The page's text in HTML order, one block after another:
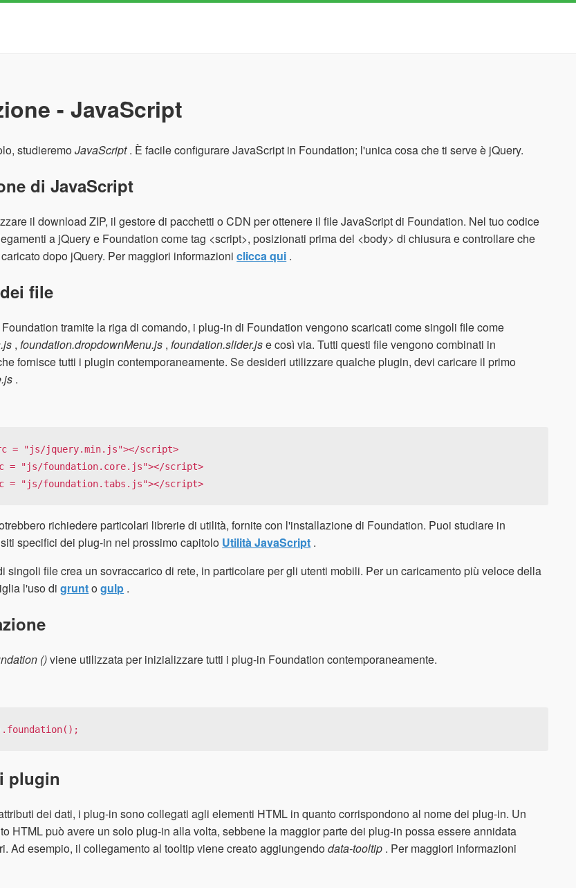
- JavaScript
studieremoJavaScript. È facile configurare JavaScript in Foundation; l'unica cosa che ti serve è jQuery.
di JavaScript
il download ZIP, il gestore di pacchetti o CDN per ottenere il file JavaScript di Foundation. Nel tuo codice
a jQuery e Foundation come tag <script>, posizionati prima del <body> di chiusura e controllare che
dopo jQuery. Per maggiori informazioniclicca qui .
file
tramite la riga di comando, i plug-in di Foundation vengono scaricati come singoli file come
,foundation.dropdownMenu.js ,foundation.slider.jse così via. Tutti questi file vengono combinati in
fornisce tutti i plugin contemporaneamente. Se desideri utilizzare qualche plugin, devi caricare il primo
.
= "js/jquery.min.js"></script>
= "js/foundation.core.js"></script>
= "js/foundation.tabs.js"></script>
richiedere particolari librerie di utilità, fornite con l'installazione di Foundation. Puoi studiare in
specifici dei plug-in nel prossimo capitolo Utilità JavaScript .
singoli file crea un sovraccarico di rete, in particolare per gli utenti mobili. Per un caricamento più veloce della
l'uso digruntogulp .
()viene utilizzata per inizializzare tutti i plug-in Foundation contemporaneamente.
plugin
dei dati, i plug-in sono collegati agli elementi HTML in quanto corrispondono al nome dei plug-in. Un
HTML può avere un solo plug-in alla volta, sebbene la maggior parte dei plug-in possa essere annidata
Ad esempio, il collegamento al tooltip viene creato aggiungendodata-tooltip . Per maggiori informazioni